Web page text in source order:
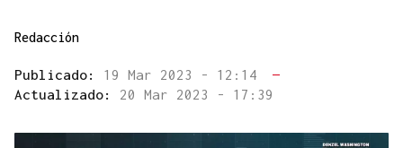
Redacción
Publicado: 19 Mar 2023 - 12:14
—
Actualizado: 20 Mar 2023 - 17:39